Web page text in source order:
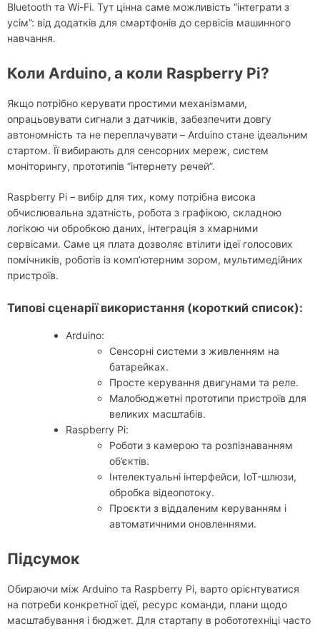
Bluetooth та Wi-Fi. Тут цінна саме можливість “інтеграти з
усім”: від додатків для смартфонів до сервісів машинного
навчання.
Коли Arduino, а коли Raspberry Pi?
Якщо потрібно керувати простими механізмами,
опрацьовувати сигнали з датчиків, забезпечити довгу
автономність та не переплачувати – Arduino стане ідеальним
стартом. Її вибирають для сенсорних мереж, систем
моніторингу, прототипів “інтернету речей”.
Raspberry Pi – вибір для тих, кому потрібна висока
обчислювальна здатність, робота з графікою, складною
логікою чи обробкою даних, інтеграція з хмарними
сервісами. Саме ця плата дозволяє втілити ідеї голосових
помічників, роботів із комп’ютерним зором, мультимедійних
пристроїв.
Типові сценарії використання (короткий список):
Arduino:
Сенсорні системи з живленням на
батарейках.
Просте керування двигунами та реле.
Малобюджетні прототипи пристроїв для
великих масштабів.
Raspberry Pi:
Роботи з камерою та розпізнаванням
об’єктів.
Інтелектуальні інтерфейси, IoT-шлюзи,
обробка відеопотоку.
Проєкти з віддаленим керуванням і
автоматичними оновленнями.
Підсумок
Обираючи між Arduino та Raspberry Pi, варто орієнтуватися
на потреби конкретної ідеї, ресурс команди, плани щодо
масштабування і бюджет. Для стартапу в робототехніці часто